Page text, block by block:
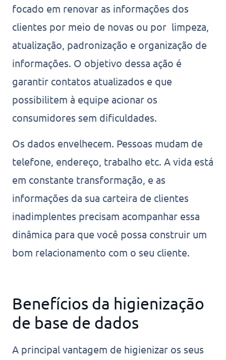
focado em renovar as informações dos
clientes por meio de novas ou por limpeza,
atualização, padronização e organização de
informações. O objetivo dessa ação é
garantir contatos atualizados e que
possibilitem à equipe acionar os
consumidores sem dificuldades.
Os dados envelhecem. Pessoas mudam de
telefone, endereço, trabalho etc. A vida está
em constante transformação, e as
informações da sua carteira de clientes
inadimplentes precisam acompanhar essa
dinâmica para que você possa construir um
bom relacionamento com o seu cliente.
Benefícios da higienização
de base de dados
A principal vantagem de higienizar os seus